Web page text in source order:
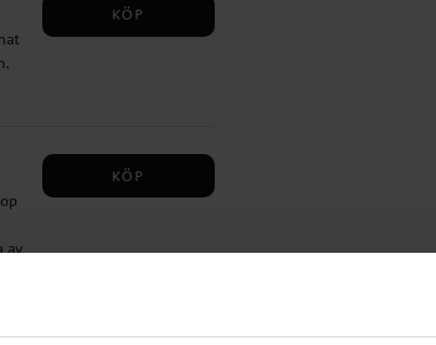
KÖP
av
KÖP